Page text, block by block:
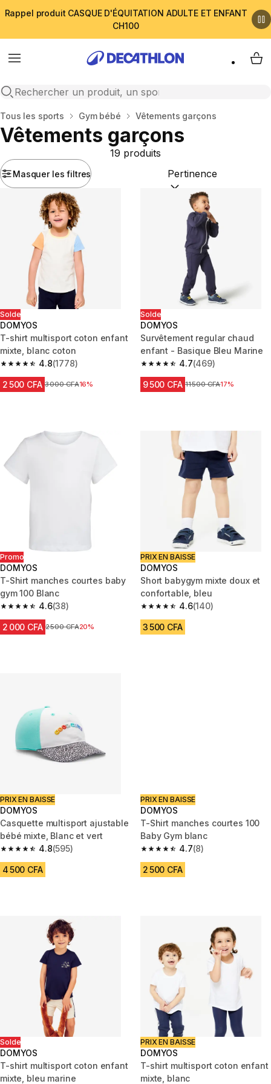
Rappel produit CASQUE D'ÉQUITATION ADULTE ET ENFANT
CH100
Menu
Open search
My
Accueil
Tous les sports Gym bébé Vêtements garçons
Vêtements garçons
Masquer les filtres
19 produits
Trier par :(optional)
Solde
DOMYOS
T-shirt multisport coton enfant
mixte, blanc coton
4.8
4.8 out of 5 stars from 1778 reviews
(1778)
2 500 CFA Prix avant réduction
3 000 CFA16%
Solde
DOMYOS
Survêtement regular chaud
enfant - Basique Bleu Marine
4.7
4.7 out of 5 stars from 469
(469)
9 500 CFA Prix avant réduction
11 500 CFA17%
Promo
DOMYOS
T-Shirt manches courtes baby
gym 100 Blanc
4.6
4.6 out of 5 stars from 38 reviews
(38)
2 000 CFA Prix avant réduction
2 500 CFA20%
PRIX EN BAISSE
DOMYOS
Short babygym mixte doux et
confortable, bleu
4.6
4.6 out of 5 stars from 140
(140)
3 500 CFA
PRIX EN BAISSE
DOMYOS
Casquette multisport ajustable
bébé mixte, Blanc et vert
4.8
4.8 out of 5 stars from 595 reviews
(595)
4 500 CFA
PRIX EN BAISSE
DOMYOS
T-Shirt manches courtes 100
Baby Gym blanc
4.7
4.7 out of 5 stars from 8
(8)
2 500 CFA
Solde
DOMYOS
T-shirt multisport coton enfant
mixte, bleu marine
PRIX EN BAISSE
DOMYOS
T-shirt multisport coton enfant
mixte, blanc